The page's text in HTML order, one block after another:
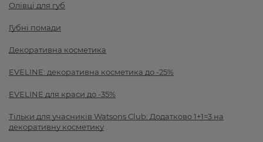
Олівці для губ
Губні помади
Декоративна косметика
EVELINE: декоративна косметика до -25%
EVELINE для краси до -35%
Тільки для учасників Watsons Club: Додатково 1+1=3 на
декоративну косметику